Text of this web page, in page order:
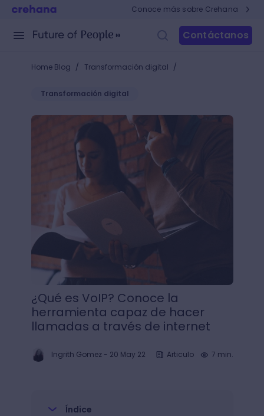
Conoce más sobre Crehana
Contáctanos
Home Blog / Transformación digital /
Transformación digital
¿Qué es VoIP? Conoce la herramienta capaz de
¿Qué es VoIP? Conoce la
herramienta capaz de hacer
llamadas a través de internet
Ingrith Gomez- 20 May 22 Articulo 7 min.
Índice